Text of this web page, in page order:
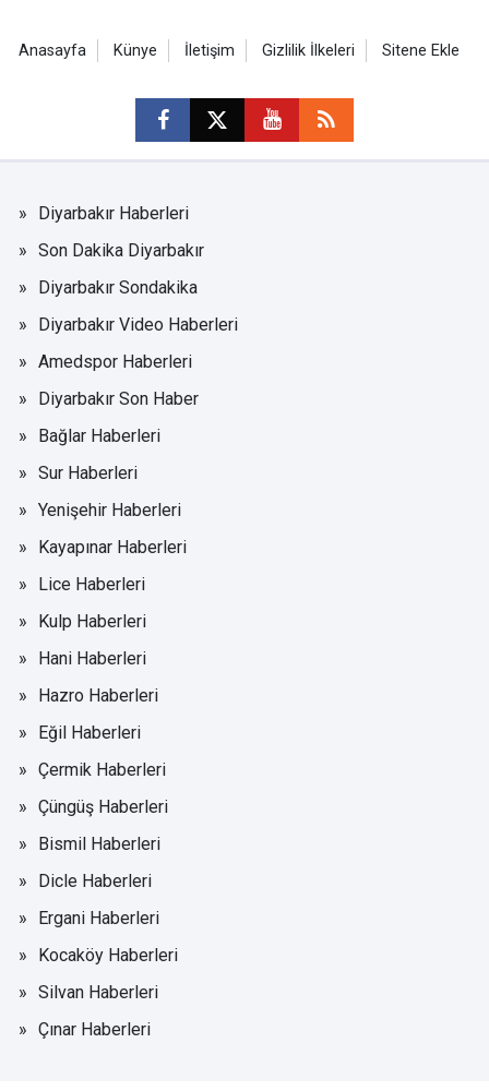
Anasayfa Künye İletişim Gizlilik İlkeleri Sitene Ekle
Diyarbakır Haberleri
Son Dakika Diyarbakır
Diyarbakır Sondakika
Diyarbakır Video Haberleri
Amedspor Haberleri
Diyarbakır Son Haber
Bağlar Haberleri
Sur Haberleri
Yenişehir Haberleri
Kayapınar Haberleri
Lice Haberleri
Kulp Haberleri
Hani Haberleri
Hazro Haberleri
Eğil Haberleri
Çermik Haberleri
Çüngüş Haberleri
Bismil Haberleri
Dicle Haberleri
Ergani Haberleri
Kocaköy Haberleri
Silvan Haberleri
Çınar Haberleri